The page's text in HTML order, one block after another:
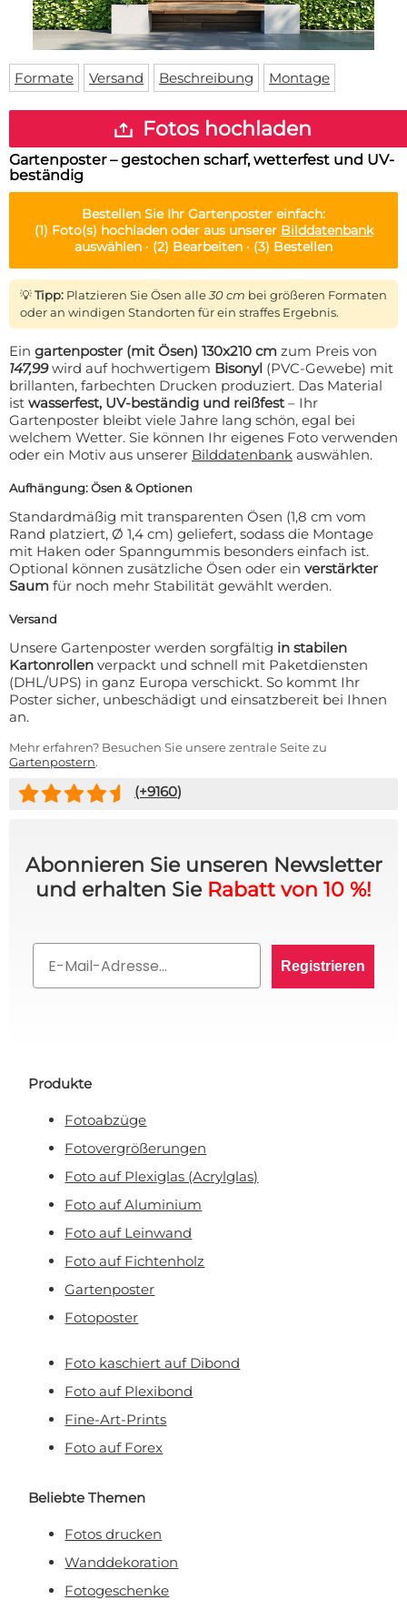
Fußmatte
Bodenmatte
Custom skateboard deck
Über uns
Lieferzeiten
Login
WhatsApp
Formate Versand Beschreibung Montage
Fotos hochladen
Gartenposter – gestochen scharf, wetterfest und UV-
beständig
Bestellen Sie Ihr Gartenposter einfach:
(1) Foto(s) hochladen oder aus unserer Bilddatenbank
auswählen · (2) Bearbeiten · (3) Bestellen
💡Tipp: Platzieren Sie Ösen alle30 cm bei größeren Formaten
oder an windigen Standorten für ein straffes Ergebnis.
Ein gartenposter (mit Ösen) 130x210 cm zum Preis von
147,99wird auf hochwertigem Bisonyl (PVC-Gewebe) mit
brillanten, farbechten Drucken produziert. Das Material
ist wasserfest, UV-beständig und reißfest– Ihr
Gartenposter bleibt viele Jahre lang schön, egal bei
welchem Wetter. Sie können Ihr eigenes Foto verwenden
oder ein Motiv aus unserer Bilddatenbank auswählen.
Aufhängung: Ösen & Optionen
Standardmäßig mit transparenten Ösen (1,8 cm vom
Rand platziert, Ø 1,4 cm) geliefert, sodass die Montage
mit Haken oder Spanngummis besonders einfach ist.
Optional können zusätzliche Ösen oder ein verstärkter
Saum für noch mehr Stabilität gewählt werden.
Versand
Unsere Gartenposter werden sorgfältig in stabilen
Kartonrollen verpackt und schnell mit Paketdiensten
(DHL/UPS) in ganz Europa verschickt. So kommt Ihr
Poster sicher, unbeschädigt und einsatzbereit bei Ihnen
an.
Mehr erfahren? Besuchen Sie unsere zentrale Seite zu
Gartenpostern.
(+9160)
Abonnieren Sie unseren Newsletter
und erhalten Sie Rabatt von 10 %!
Registrieren
Produkte
Fotoabzüge
Fotovergrößerungen
Foto auf Plexiglas (Acrylglas)
Foto auf Aluminium
Foto auf Leinwand
Foto auf Fichtenholz
Gartenposter
Fotoposter
Foto kaschiert auf Dibond
Foto auf Plexibond
Fine-Art-Prints
Foto auf Forex
Beliebte Themen
Fotos drucken
Wanddekoration
Fotogeschenke